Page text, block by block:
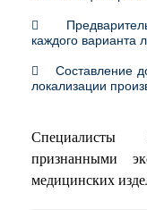
каждого варианта
Составление
локализации
признанными
медицинских